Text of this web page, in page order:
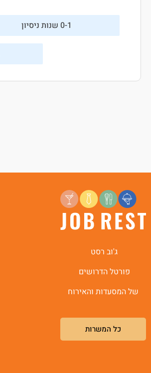
0-1 שנות ניסיון
ג'וב רסט
פורטל הדרושים
של המסעדות והאירוח
כל המשרות